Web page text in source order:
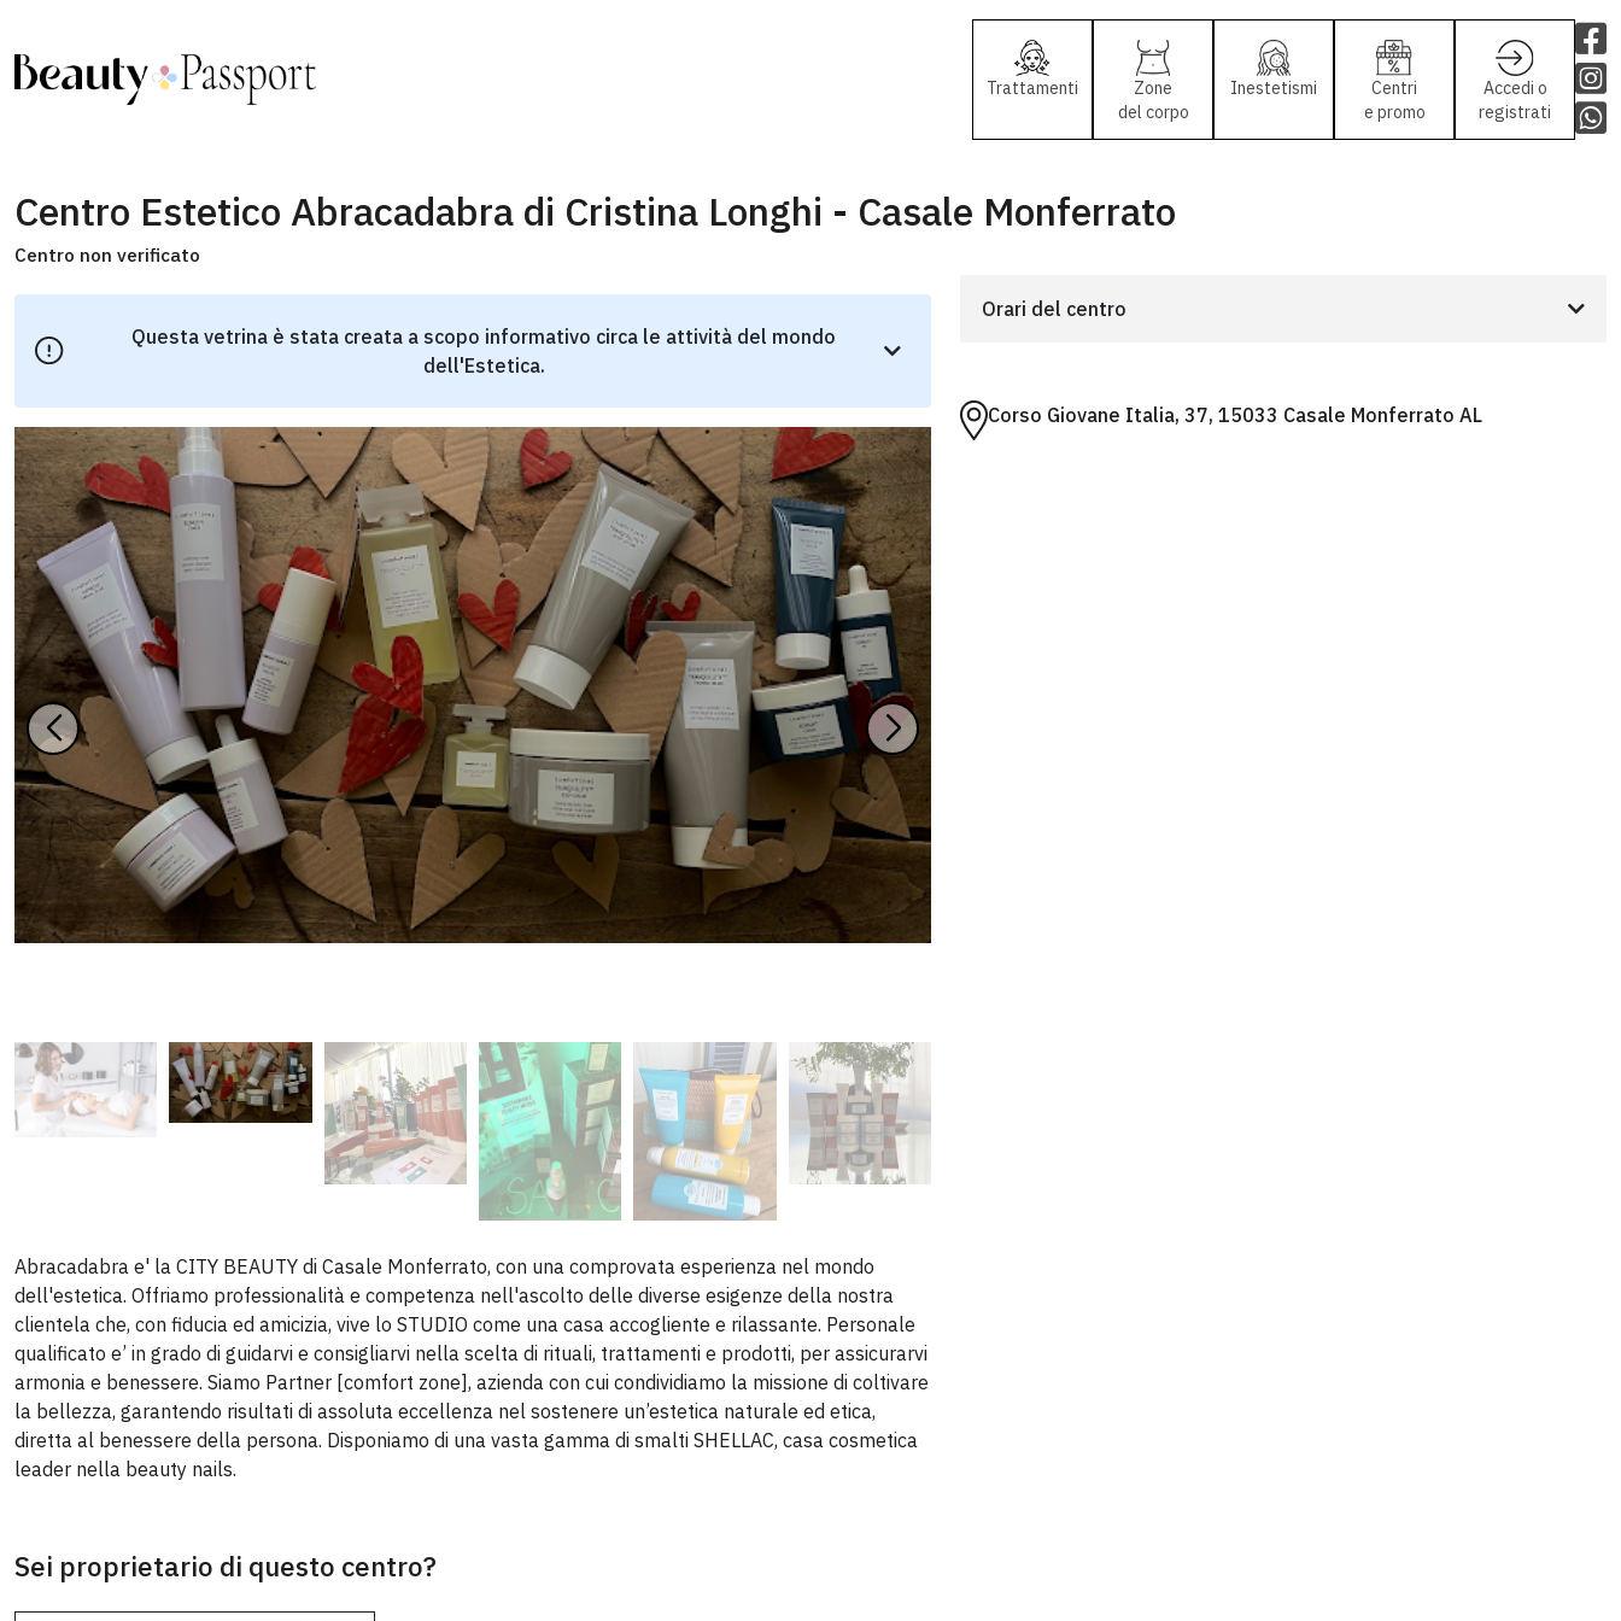
Trattamenti
Zone
del corpo
Inestetismi
Centri
e promo
Accedi o
registrati
Centro Estetico Abracadabra di Cristina Longhi - Casale Monferrato
Centro non verificato
Questa vetrina è stata creata a scopo informativo circa le attività del mondo
dell'Estetica.
Abracadabra e' la CITY BEAUTY di Casale Monferrato, con una comprovata esperienza nel mondo
dell'estetica. Offriamo professionalità e competenza nell'ascolto delle diverse esigenze della nostra
clientela che, con fiducia ed amicizia, vive lo STUDIO come una casa accogliente e rilassante. Personale
qualificato e’ in grado di guidarvi e consigliarvi nella scelta di rituali, trattamenti e prodotti, per assicurarvi
armonia e benessere. Siamo Partner [comfort zone], azienda con cui condividiamo la missione di coltivare
la bellezza, garantendo risultati di assoluta eccellenza nel sostenere un’estetica naturale ed etica,
diretta al benessere della persona. Disponiamo di una vasta gamma di smalti SHELLAC, casa cosmetica
leader nella beauty nails.
Sei proprietario di questo centro?
Orari del centro
Corso Giovane Italia, 37, 15033 Casale Monferrato AL